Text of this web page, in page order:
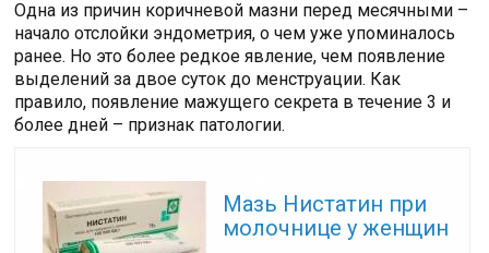
Одна из причин коричневой мазни перед месячными –
начало отслойки эндометрия, о чем уже упоминалось
ранее. Но это более редкое явление, чем появление
выделений за двое суток до менструации. Как
правило, появление мажущего секрета в течение 3 и
более дней – признак патологии.
Мазь Нистатин при
молочнице у женщин